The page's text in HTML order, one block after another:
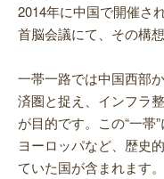
2014年に中国で開催さ
首脳会議にて、その構
一帯一路では中国西部
済圏と捉え、インフラ
が目的です。この“一帯
ヨーロッパなど、歴史
ていた国が含まれます。